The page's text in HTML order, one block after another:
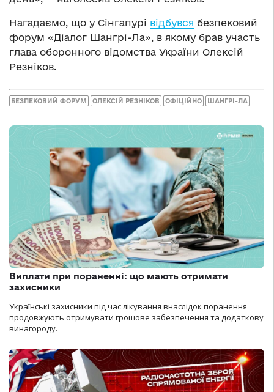
Нагадаємо, що у Сінгапурі відбувся безпековий
форум «Діалог Шангрі-Ла», в якому брав участь
глава оборонного відомства України Олексій
Резніков.
БЕЗПЕКОВИЙ ФОРУМ ОЛЕКСІЙ РЕЗНІКОВ ОФІЦІЙНО ШАНГРІ-ЛА
Виплати при пораненні: що мають отримати
захисники
Українські захисники під час лікування внаслідок поранення
продовжують отримувати грошове забезпечення та додаткову
винагороду.